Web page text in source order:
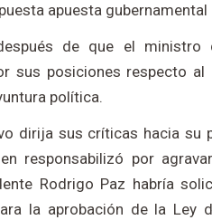
apuesta
de que el ministro
sus posiciones respecto
política.
dirija sus críticas hacia su
responsabilizó por
Rodrigo Paz habría
la aprobación de la Ley